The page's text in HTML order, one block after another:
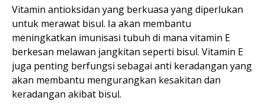
Vitamin antioksidan yang berkuasa yang diperlukan
untuk merawat bisul. Ia akan membantu
meningkatkan imunisasi tubuh di mana vitamin E
berkesan melawan jangkitan seperti bisul. Vitamin E
juga penting berfungsi sebagai anti keradangan yang
akan membantu mengurangkan kesakitan dan
keradangan akibat bisul.